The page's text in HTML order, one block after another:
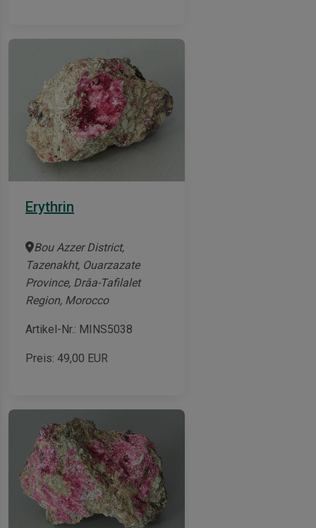
Erythrin
Bou Azzer District,
Tazenakht, Ouarzazate
Province, Drâa-Tafilalet
Region, Morocco
Artikel-Nr.: MINS5038
Preis: 49,00 EUR